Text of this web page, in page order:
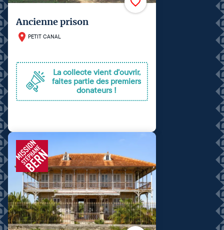
Ancienne prison
PETIT CANAL
La collecte vient d'ouvrir,
faites partie des premiers
donateurs !